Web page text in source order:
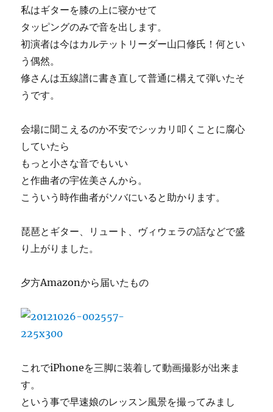
私はギターを膝の上に寝かせて
タッピングのみで音を出します。
初演者は今はカルテットリーダー山口修氏！何とい
う偶然。
修さんは五線譜に書き直して普通に構えて弾いたそ
うです。
会場に聞こえるのか不安でシッカリ叩くことに腐心
していたら
もっと小さな音でもいい
と作曲者の宇佐美さんから。
こういう時作曲者がソバにいると助かります。
琵琶とギター、リュート、ヴィウェラの話などで盛
り上がりました。
夕方Amazonから届いたもの
これでiPhoneを三脚に装着して動画撮影が出来ま
す。
という事で早速娘のレッスン風景を撮ってみまし